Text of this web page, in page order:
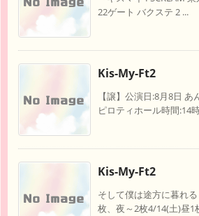
22ゲート バクステ 2 ...
Kis-My-Ft2
【譲】公演日:8月8日
ピロティホール時間:14
Kis-My-Ft2
そして僕は途方に暮れ
枚、夜～2枚4/14(土)昼1